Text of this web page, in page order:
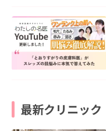
最新クリニック